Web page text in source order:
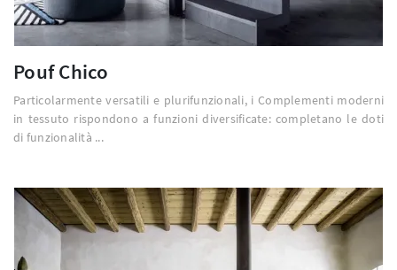
Pouf Chico
Particolarmente versatili e plurifunzionali, i Complementi moderni
in tessuto rispondono a funzioni diversificate: completano le doti
di funzionalità ...